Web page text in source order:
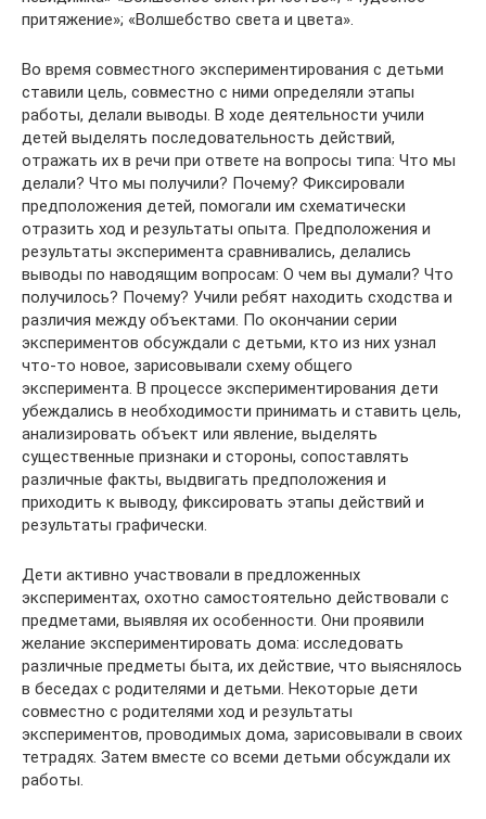
притяжение»; «Волшебство света и цвета».
Во время совместного экспериментирования с детьми
ставили цель, совместно с ними определяли этапы
работы, делали выводы. В ходе деятельности учили
детей выделять последовательность действий,
отражать их в речи при ответе на вопросы типа: Что мы
делали? Что мы получили? Почему? Фиксировали
предположения детей, помогали им схематически
отразить ход и результаты опыта. Предположения и
результаты эксперимента сравнивались, делались
выводы по наводящим вопросам: О чем вы думали? Что
получилось? Почему? Учили ребят находить сходства и
различия между объектами. По окончании серии
экспериментов обсуждали с детьми, кто из них узнал
что-то новое, зарисовывали схему общего
эксперимента. В процессе экспериментирования дети
убеждались в необходимости принимать и ставить цель,
анализировать объект или явление, выделять
существенные признаки и стороны, сопоставлять
различные факты, выдвигать предположения и
приходить к выводу, фиксировать этапы действий и
результаты графически.
Дети активно участвовали в предложенных
экспериментах, охотно самостоятельно действовали с
предметами, выявляя их особенности. Они проявили
желание экспериментировать дома: исследовать
различные предметы быта, их действие, что выяснялось
в беседах с родителями и детьми. Некоторые дети
совместно с родителями ход и результаты
экспериментов, проводимых дома, зарисовывали в своих
тетрадях. Затем вместе со всеми детьми обсуждали их
работы.